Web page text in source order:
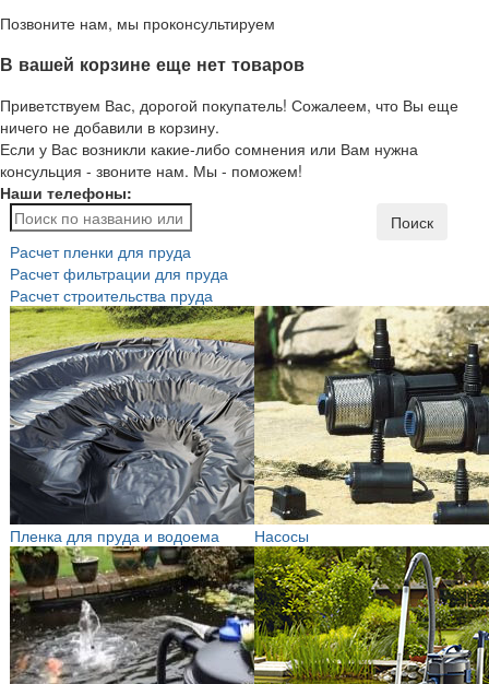
Позвоните нам, мы проконсультируем
В вашей корзине еще нет товаров
Приветствуем Вас, дорогой покупатель! Сожалеем, что Вы еще
ничего не добавили в корзину.
Если у Вас возникли какие-либо сомнения или Вам нужна
консульция - звоните нам. Мы - поможем!
Наши телефоны:
Поиск
Расчет пленки для пруда
Расчет фильтрации для пруда
Расчет строительства пруда
Пленка для пруда и водоема Насосы